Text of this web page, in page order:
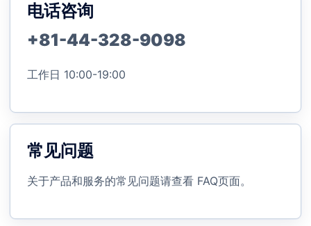
电话咨询
+81-44-328-9098
工作日 10:00-19:00
常见问题
关于产品和服务的常见问题请查看 FAQ页面。